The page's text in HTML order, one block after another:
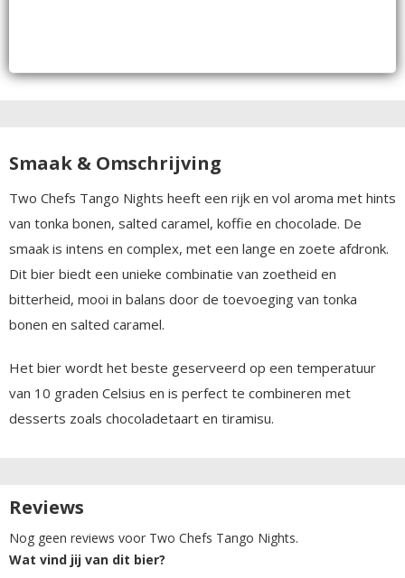
Smaak & Omschrijving
Two Chefs Tango Nights heeft een rijk en vol aroma met hints
van tonka bonen, salted caramel, koffie en chocolade. De
smaak is intens en complex, met een lange en zoete afdronk.
Dit bier biedt een unieke combinatie van zoetheid en
bitterheid, mooi in balans door de toevoeging van tonka
bonen en salted caramel.
Het bier wordt het beste geserveerd op een temperatuur
van 10 graden Celsius en is perfect te combineren met
desserts zoals chocoladetaart en tiramisu.
Reviews
Nog geen reviews voor Two Chefs Tango Nights.
Wat vind jij van dit bier?